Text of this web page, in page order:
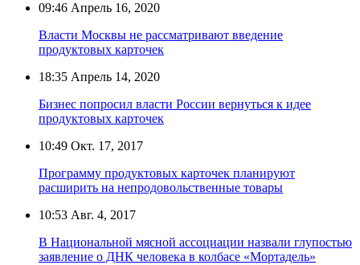
09:46 Апрель 16, 2020
Власти Москвы не рассматривают введение
продуктовых карточек
18:35 Апрель 14, 2020
Бизнес попросил власти России вернуться к идее
продуктовых карточек
10:49 Окт. 17, 2017
Программу продуктовых карточек планируют
расширить на непродовольственные товары
10:53 Авг. 4, 2017
В Национальной мясной ассоциации назвали глупостью
заявление о ДНК человека в колбасе «Мортадель»